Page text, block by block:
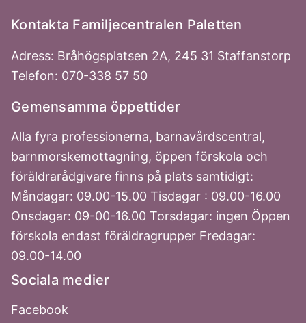
Kontakta Familjecentralen Paletten
Adress: Bråhögsplatsen 2A, 245 31 Staffanstorp
Telefon: 070-338 57 50
Gemensamma öppettider
Alla fyra professionerna, barnavårdscentral,
barnmorskemottagning, öppen förskola och
föräldrarådgivare finns på plats samtidigt:
Måndagar: 09.00-15.00 Tisdagar : 09.00-16.00
Onsdagar: 09-00-16.00 Torsdagar: ingen Öppen
förskola endast föräldragrupper Fredagar:
09.00-14.00
Sociala medier
Facebook